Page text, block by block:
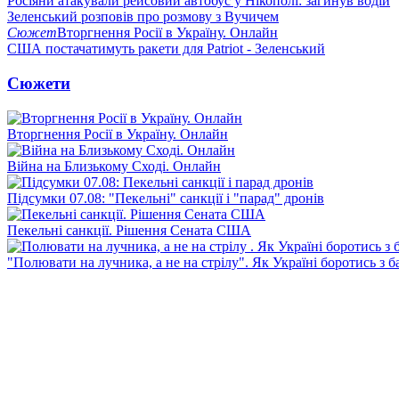
Зеленський розповів про розмову з Вучичем
СюжетВторгнення Росії в Україну. Онлайн
США постачатимуть ракети для Patriot - Зеленський
Сюжети
Вторгнення Росії в Україну. Онлайн
Війна на Близькому Сході. Онлайн
Підсумки 07.08: "Пекельні" санкції і "парад" дронів
Пекельні санкції. Рішення Сената США
"Полювати на лучника, а не на стрілу". Як Україні боротись з